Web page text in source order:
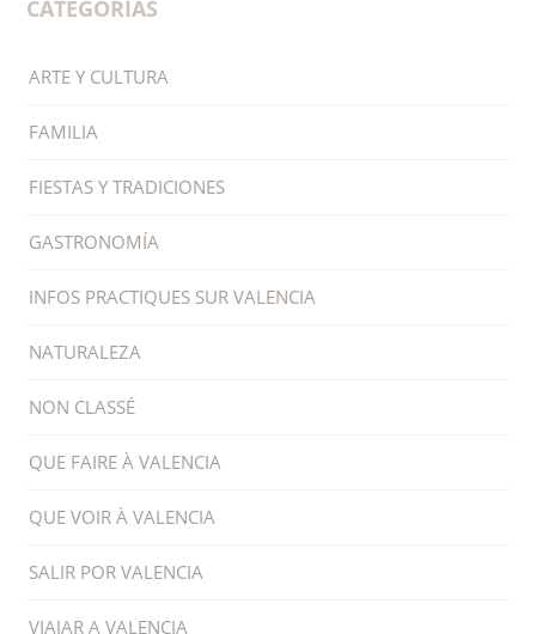
BUSCAR
CATEGORÍAS
ARTE Y CULTURA
FAMILIA
FIESTAS Y TRADICIONES
GASTRONOMÍA
INFOS PRACTIQUES SUR VALENCIA